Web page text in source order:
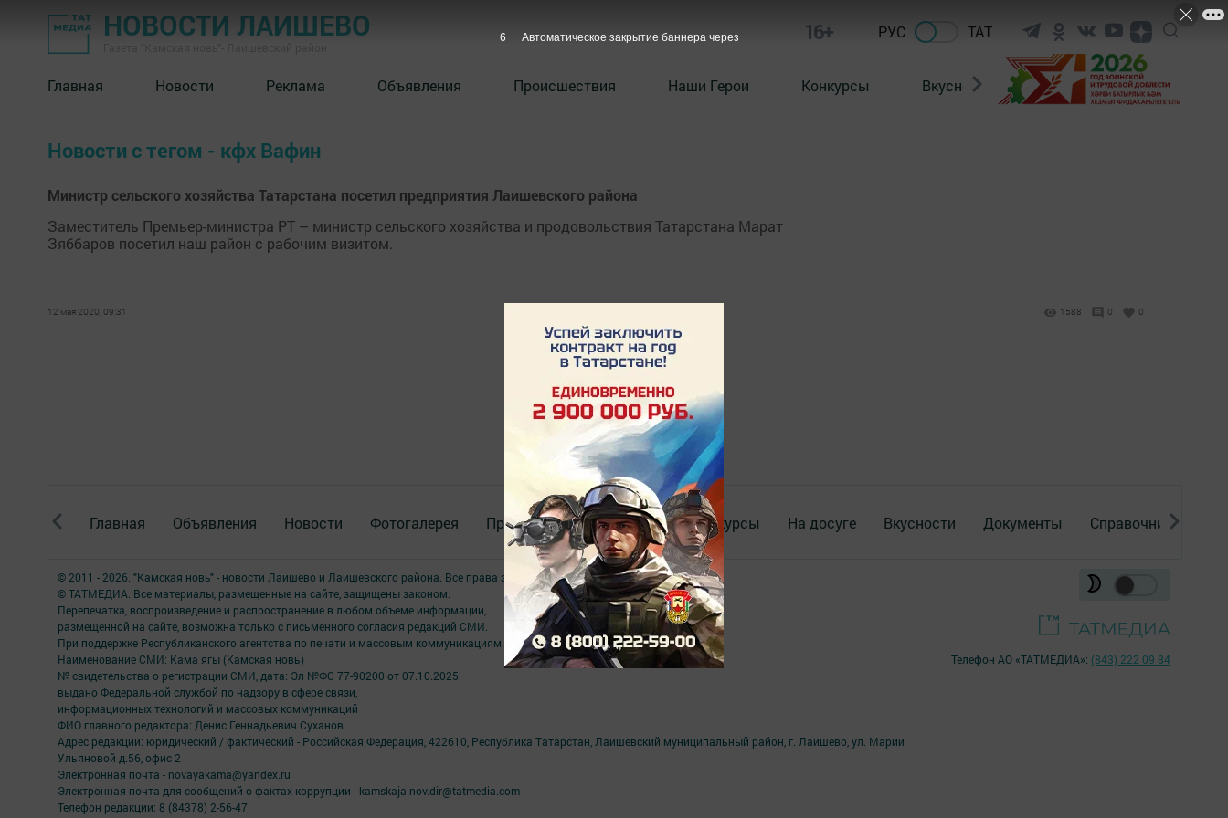
НОВОСТИ ЛАИШЕВО 16+ РУС ТАТ
Главная Новости Реклама Объявления Происшествия Наши Герои Конкурсы Вкусности Фотогалерея
Новости с тегом - кфх Вафин
Министр сельского хозяйства Татарстана посетил предприятия Лаишевского района
Заместитель Премьер-министра РТ – министр сельского хозяйства и продовольствия Татарстана Марат
Зяббаров посетил наш район с рабочим визитом.
12 мая 2020, 09:31 1588 0 0
Главная Объявления Новости Фотогалерея Происшествия ВИДЕО Конкурсы На досуге Вкусности Документы Справочник
© 2011 - 2026. "Камская новь" - новости Лаишево и Лаишевского района. Все права защищены.
© ТАТМЕДИА. Все материалы, размещенные на сайте, защищены законом.
Перепечатка, воспроизведение и распространение в любом объеме информации,
размещенной на сайте, возможна только с письменного согласия редакций СМИ.
При поддержке Республиканского агентства по печати и массовым коммуникациям.
Наименование СМИ: Кама ягы (Камская новь)
№ свидетельства о регистрации СМИ, дата: Эл №ФC 77-90200 от 07.10.2025
выдано Федеральной службой по надзору в сфере связи,
информационных технологий и массовых коммуникаций
ФИО главного редактора: Денис Геннадьевич Суханов
Адрес редакции: юридический / фактический - Российская Федерация, 422610, Республика Татарстан, Лаишевский муниципальный район, г. Лаишево, ул. Марии
Ульяновой д.56, офис 2
Электронная почта - novayakama@yandex.ru
Электронная почта для сообщений о фактах коррупции - kamskaja-nov.dir@tatmedia.com
Телефон редакции: 8 (84378) 2-56-47
Телефон АО «ТАТМЕДИА»: (843) 222 09 84
6 Автоматическое закрытие баннера через